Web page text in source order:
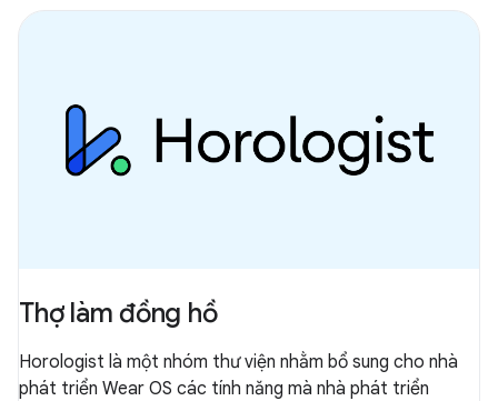
Thợ làm đồng hồ
Horologist là một nhóm thư viện nhằm bổ sung cho nhà
phát triển Wear OS các tính năng mà nhà phát triển